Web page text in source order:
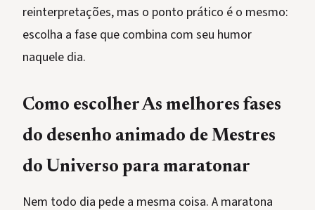
reinterpretações, mas o ponto prático é o mesmo:
escolha a fase que combina com seu humor
naquele dia.
Como escolher As melhores fases
do desenho animado de Mestres
do Universo para maratonar
Nem todo dia pede a mesma coisa. A maratona